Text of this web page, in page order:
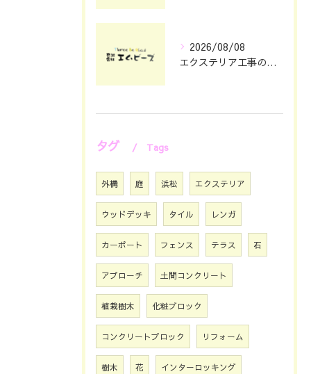
2026/08/08
エクステリア工事の理想を静岡県浜松市で叶える費用とデザインのポイント
タグ Tags
外構 庭 浜松 エクステリア
ウッドデッキ タイル レンガ
カーポート フェンス テラス 石
アプローチ 土間コンクリート
植栽樹木 化粧ブロック
コンクリートブロック リフォーム
樹木 花 インターロッキング